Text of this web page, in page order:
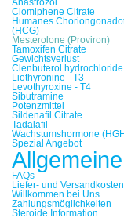
Anastrozol
Clomiphene Citrate
Humanes
(HCG)
Mesterolone (Proviron)
Tamoxifen Citrate
Gewichtsverlust
Clenbuterol hydrochloride
Liothyronine - T3
Levothyroxine - T4
Sibutramine
Potenzmittel
Sildenafil Citrate
Tadalafil
Wachstumshormone
Spezial Angebot
FAQs
Liefer- und Versandkosten
Willkommen bei Uns
Zahlungsmöglichkeiten
Steroide Information